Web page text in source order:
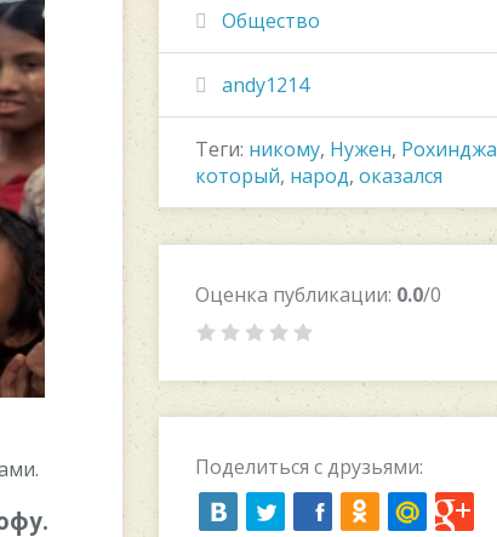
Общество
andy1214
Теги: никому, Нужен, Рохинджа
который, народ, оказался
Оценка публикации: 0.0/0
Поделиться с друзьями: